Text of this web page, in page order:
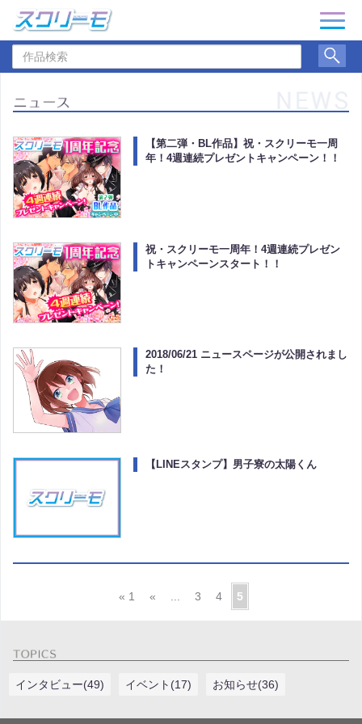
品
ナ
ゲ
ー
ン
【第二弾・BL作品】祝・スクリーモ一周
年！4週連続プレゼントキャンペーン！！
祝・スクリーモ一周年！4週連続プレゼン
トキャンペーンスタート！！
2018/06/21 ニュースページが公開されまし
た！
【LINEスタンプ】男子寮の太陽くん
« 1 « ... 3 4 5
インタビュー(49) イベント(17) お知らせ(36)